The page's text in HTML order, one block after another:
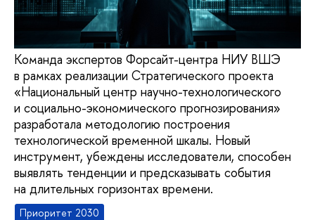
Команда экспертов Форсайт-центра НИУ ВШЭ
в рамках реализации Стратегического проекта
«Национальный центр научно-технологического
и социально-экономического прогнозирования»
разработала методологию построения
технологической временной шкалы. Новый
инструмент, убеждены исследователи, способен
выявлять тенденции и предсказывать события
на длительных горизонтах времени.
Приоритет 2030